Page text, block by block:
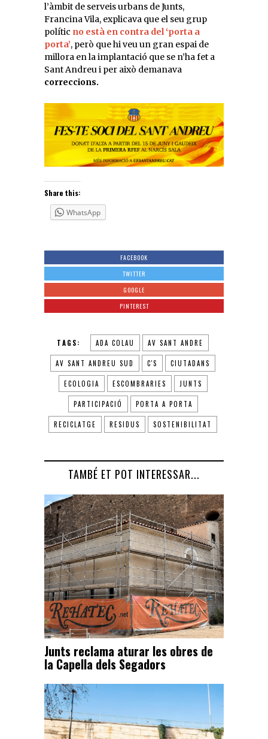
l’àmbit de serveis urbans de Junts,
Francina Vila, explicava que el seu grup
polític no està en contra del ‘porta a
porta’, però que hi veu un gran espai de
millora en la implantació que se n’ha fet a
Sant Andreu i per això demanava
correccions.
Share this:
WhatsApp
FACEBOOK
TWITTER
GOOGLE
PINTEREST
TAGS: ADA COLAU AV SANT ANDRE
AV SANT ANDREU SUD C'S CIUTADANS
ECOLOGIA ESCOMBRARIES JUNTS
PARTICIPACIÓ PORTA A PORTA
RECICLATGE RESIDUS SOSTENIBILITAT
TAMBÉ ET POT INTERESSAR...
Junts reclama aturar les obres de
la Capella dels Segadors